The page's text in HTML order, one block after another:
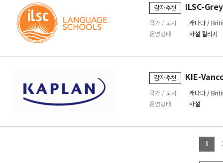
ILSC-
국가 / 도시
캐나다 /
운영형태
사설 컬리지
KIE-
국가 / 도시
캐나다 /
운영형태
사설
1